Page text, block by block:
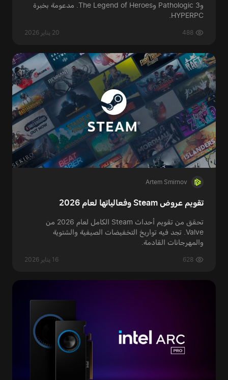
وPathologic 3 وThe Legend of Heroes. مدعومة بخبرة
HYPERPC.
20 يناير 2026 488
Artem Smirnov
تقويم عروض Steam وفعالياتها لعام 2026
تحقق من تقويم أحداث Steam الكامل لعام 2026 من
Valve. تجد فيه تواريخ التخفيضات الصيفية والشتوية
والمهرجانات القادمة.
16 يناير 2026 628